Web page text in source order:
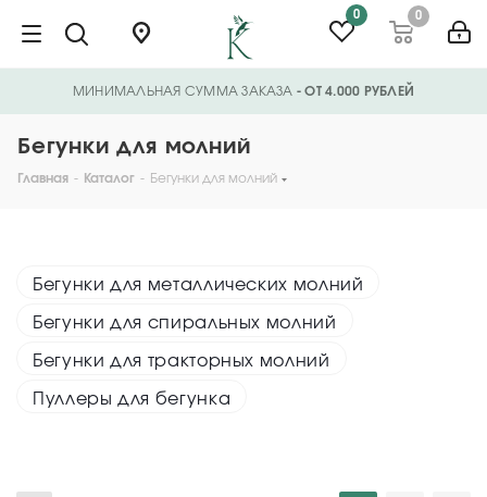
0 0
МИНИМАЛЬНАЯ СУММА ЗАКАЗА - ОТ 4.000 РУБЛЕЙ
Бегунки для молний
Главная - Каталог - Бегунки для молний
Бегунки для металлических молний
Бегунки для спиральных молний
Бегунки для тракторных молний
Пуллеры для бегунка